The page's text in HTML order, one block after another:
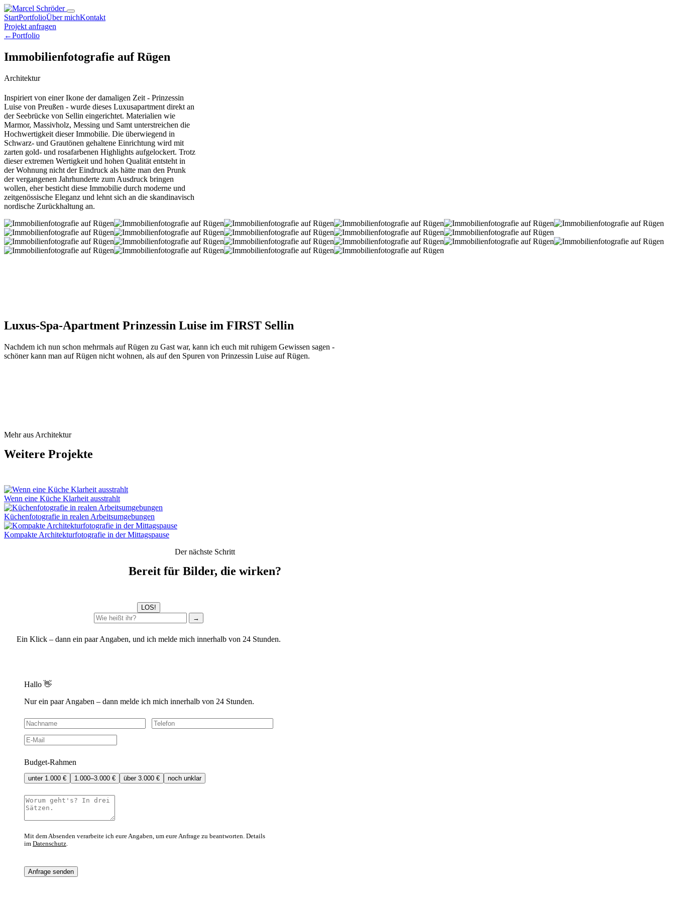
StartPortfolioÜber michKontakt
Projekt anfragen
←Portfolio
Immobilienfotografie auf Rügen
Architektur
Inspiriert von einer Ikone der damaligen Zeit - Prinzessin
Luise von Preußen - wurde dieses Luxusapartment direkt an
der Seebrücke von Sellin eingerichtet. Materialien wie
Marmor, Massivholz, Messing und Samt unterstreichen die
Hochwertigkeit dieser Immobilie. Die überwiegend in
Schwarz- und Grautönen gehaltene Einrichtung wird mit
zarten gold- und rosafarbenen Highlights aufgelockert. Trotz
dieser extremen Wertigkeit und hohen Qualität entsteht in
der Wohnung nicht der Eindruck als hätte man den Prunk
der vergangenen Jahrhunderte zum Ausdruck bringen
wollen, eher besticht diese Immobilie durch moderne und
zeitgenössische Eleganz und lehnt sich an die skandinavisch
nordische Zurückhaltung an.
Luxus-Spa-Apartment Prinzessin Luise im FIRST Sellin
Nachdem ich nun schon mehrmals auf Rügen zu Gast war, kann ich euch mit ruhigem Gewissen sagen -
schöner kann man auf Rügen nicht wohnen, als auf den Spuren von Prinzessin Luise auf Rügen.
Mehr aus Architektur
Weitere Projekte
Wenn eine Küche Klarheit ausstrahlt
Küchenfotografie in realen Arbeitsumgebungen
Kompakte Architekturfotografie in der Mittagspause
Der nächste Schritt
Bereit für Bilder, die wirken?
LOS!
→
Ein Klick – dann ein paar Angaben, und ich melde mich innerhalb von 24 Stunden.
Hallo 👋
Nur ein paar Angaben – dann melde ich mich innerhalb von 24 Stunden.
Budget-Rahmen
unter 1.000 € 1.000–3.000 € über 3.000 € noch unklar
Mit dem Absenden verarbeite ich eure Angaben, um eure Anfrage zu beantworten. Details
im Datenschutz.
Anfrage senden